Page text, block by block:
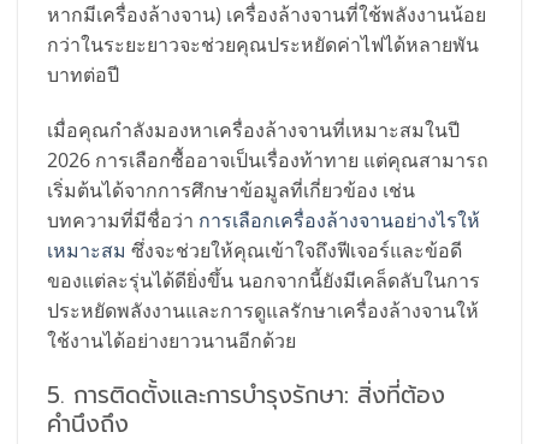
หากมีเครื่องล้างจาน) เครื่องล้างจานที่ใช้พลังงานน้อย
กว่าในระยะยาวจะช่วยคุณประหยัดค่าไฟได้หลายพัน
บาทต่อปี
เมื่อคุณกำลังมองหาเครื่องล้างจานที่เหมาะสมในปี
2026 การเลือกซื้ออาจเป็นเรื่องท้าทาย แต่คุณสามารถ
เริ่มต้นได้จากการศึกษาข้อมูลที่เกี่ยวข้อง เช่น
บทความที่มีชื่อว่า การเลือกเครื่องล้างจานอย่างไรให้
เหมาะสม ซึ่งจะช่วยให้คุณเข้าใจถึงฟีเจอร์และข้อดี
ของแต่ละรุ่นได้ดียิ่งขึ้น นอกจากนี้ยังมีเคล็ดลับในการ
ประหยัดพลังงานและการดูแลรักษาเครื่องล้างจานให้
ใช้งานได้อย่างยาวนานอีกด้วย
5. การติดตั้งและการบำรุงรักษา: สิ่งที่ต้อง
คำนึงถึง